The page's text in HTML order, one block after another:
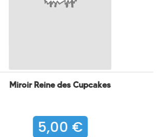
Miroir Reine des Cupcakes
5,00 €